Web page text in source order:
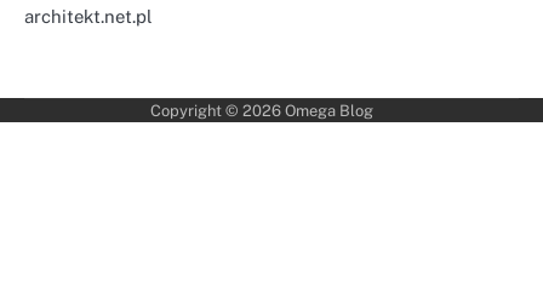
architekt.net.pl
Copyright © 2026 Omega Blog